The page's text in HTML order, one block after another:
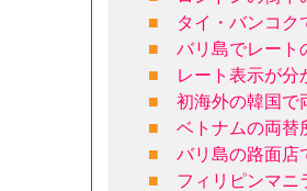
■
タイ・バンコク
■
バリ島でレート
■
レート表示が分
■
初海外の韓国で
■
ベトナムの両替
■
バリ島の路面店
■
フィリピンマニ